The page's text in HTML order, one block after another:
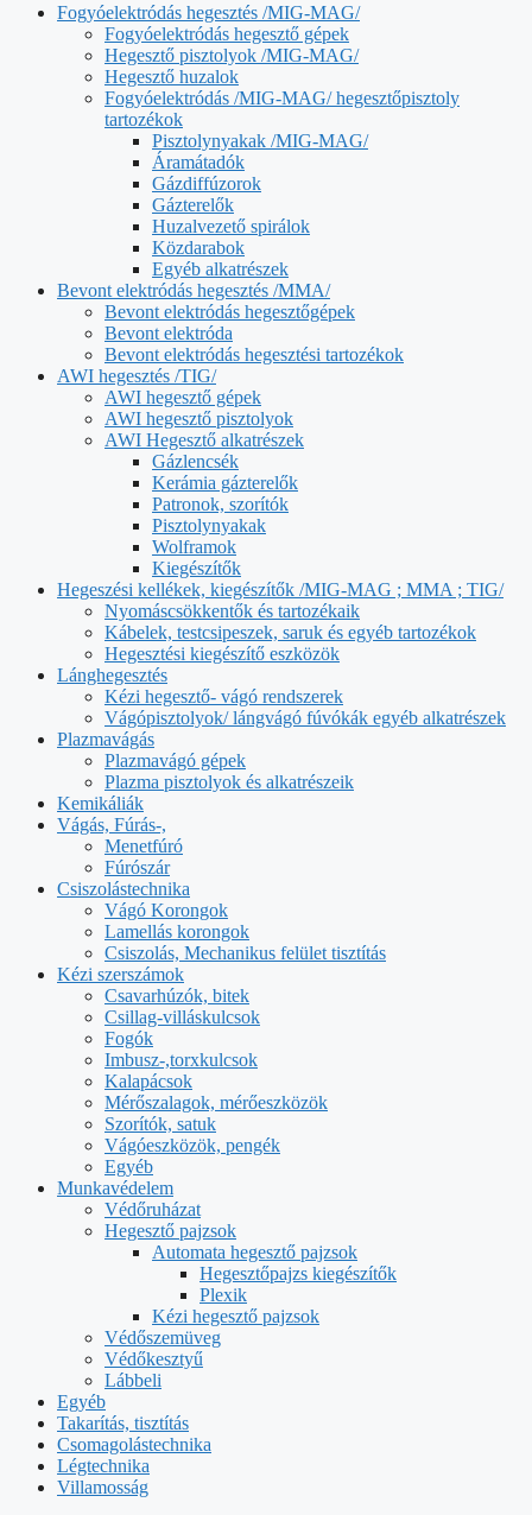
Fogyóelektródás hegesztés /MIG-MAG/
Fogyóelektródás hegesztő gépek
Hegesztő pisztolyok /MIG-MAG/
Hegesztő huzalok
Fogyóelektródás /MIG-MAG/ hegesztőpisztoly
tartozékok
Pisztolynyakak /MIG-MAG/
Áramátadók
Gázdiffúzorok
Gázterelők
Huzalvezető spirálok
Közdarabok
Egyéb alkatrészek
Bevont elektródás hegesztés /MMA/
Bevont elektródás hegesztőgépek
Bevont elektróda
Bevont elektródás hegesztési tartozékok
AWI hegesztés /TIG/
AWI hegesztő gépek
AWI hegesztő pisztolyok
AWI Hegesztő alkatrészek
Gázlencsék
Kerámia gázterelők
Patronok, szorítók
Pisztolynyakak
Wolframok
Kiegészítők
Hegeszési kellékek, kiegészítők /MIG-MAG ; MMA ; TIG/
Nyomáscsökkentők és tartozékaik
Kábelek, testcsipeszek, saruk és egyéb tartozékok
Hegesztési kiegészítő eszközök
Lánghegesztés
Kézi hegesztő- vágó rendszerek
Vágópisztolyok/ lángvágó fúvókák egyéb alkatrészek
Plazmavágás
Plazmavágó gépek
Plazma pisztolyok és alkatrészeik
Kemikáliák
Vágás, Fúrás-,
Menetfúró
Fúrószár
Csiszolástechnika
Vágó Korongok
Lamellás korongok
Csiszolás, Mechanikus felület tisztítás
Kézi szerszámok
Csavarhúzók, bitek
Csillag-villáskulcsok
Fogók
Imbusz-,torxkulcsok
Kalapácsok
Mérőszalagok, mérőeszközök
Szorítók, satuk
Vágóeszközök, pengék
Egyéb
Munkavédelem
Védőruházat
Hegesztő pajzsok
Automata hegesztő pajzsok
Hegesztőpajzs kiegészítők
Plexik
Kézi hegesztő pajzsok
Védőszemüveg
Védőkesztyű
Lábbeli
Egyéb
Takarítás, tisztítás
Csomagolástechnika
Légtechnika
Villamosság